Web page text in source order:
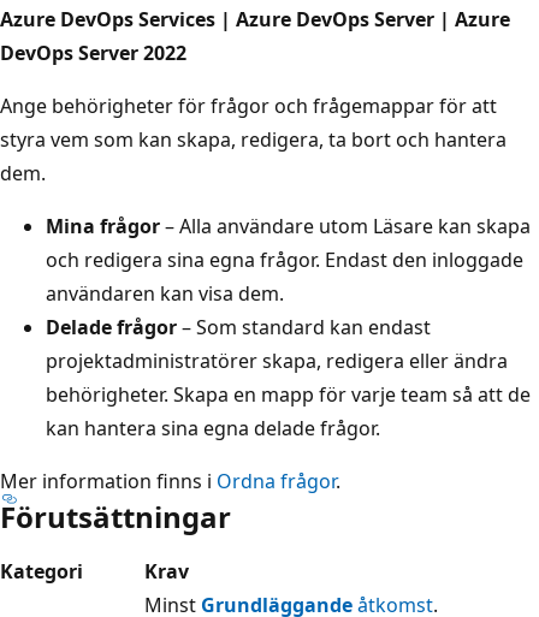
Azure DevOps Services | Azure DevOps Server | Azure
DevOps Server 2022
Ange behörigheter för frågor och frågemappar för att
styra vem som kan skapa, redigera, ta bort och hantera
dem.
Mina frågor– Alla användare utom Läsare kan skapa
och redigera sina egna frågor. Endast den inloggade
användaren kan visa dem.
Delade frågor– Som standard kan endast
projektadministratörer skapa, redigera eller ändra
behörigheter. Skapa en mapp för varje team så att de
kan hantera sina egna delade frågor.
Mer information finns i Ordna frågor.
Förutsättningar
Kategori Krav
Minst Grundläggandeåtkomst.